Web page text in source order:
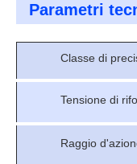
Parametri
Classe di
Tensione di
Raggio